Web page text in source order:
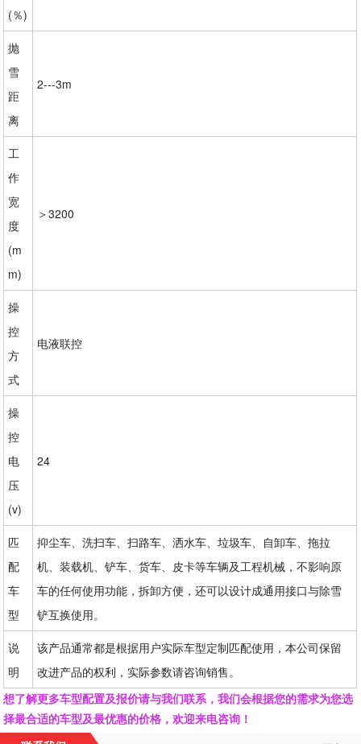
(％)
抛
雪
距
离
2---3m
工
作
宽
度
(m
m)
＞3200
操
控
方
式
电液联控
操
控
电
压
(v)
24
匹
配
车
型
抑尘车、洗扫车、扫路车、洒水车、垃圾车、自卸车、拖拉
机、装载机、铲车、货车、皮卡等车辆及工程机械，不影响原
车的任何使用功能，拆卸方便，还可以设计成通用接口与除雪
铲互换使用。
说
明
该产品通常都是根据用户实际车型定制匹配使用，本公司保留
改进产品的权利，实际参数请咨询销售。
想了解更多车型配置及报价请与我们联系，我们会根据您的需求为您选
择最合适的车型及最优惠的价格，欢迎来电咨询！